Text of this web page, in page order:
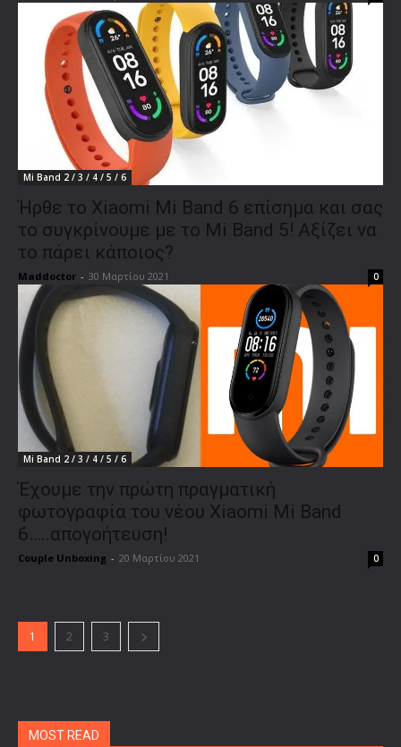
Mi Band 2 / 3 / 4 / 5 / 6
Ήρθε το Xiaomi Mi Band 6 επίσημα και σας
το συγκρίνουμε με το Mi Band 5! Αξίζει να
το πάρει κάποιος?
Maddoctor - 30 Μαρτίου 2021 0
Mi Band 2 / 3 / 4 / 5 / 6
Έχουμε την πρώτη πραγματική
φωτογραφία του νέου Xiaomi Mi Band
6…..απογοήτευση!
Couple Unboxing - 20 Μαρτίου 2021 0
1 2 3
MOST READ